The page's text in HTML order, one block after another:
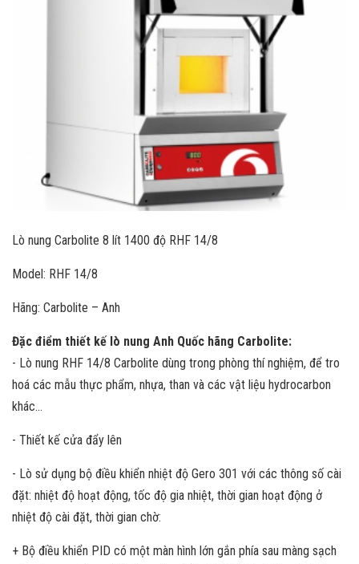
Lò nung Carbolite 8 lít 1400 độ RHF 14/8
Model: RHF 14/8
Hãng: Carbolite – Anh
Đặc điểm thiết kế lò nung Anh Quốc hãng Carbolite:
- Lò nung RHF 14/8 Carbolite dùng trong phòng thí nghiệm, để tro
hoá các mẫu thực phẩm, nhựa, than và các vật liệu hydrocarbon
khác...
- Thiết kế cửa đẩy lên
- Lò sử dụng bộ điều khiển nhiệt độ Gero 301 với các thông số cài
đặt: nhiệt độ hoạt động, tốc độ gia nhiệt, thời gian hoạt động ở
nhiệt độ cài đặt, thời gian chờ:
+ Bộ điều khiển PID có một màn hình lớn gắn phía sau màng sạch